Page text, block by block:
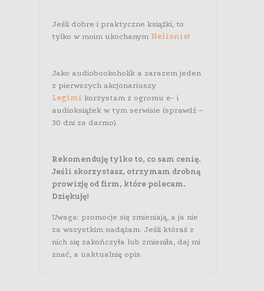
Jeśli dobre i praktyczne książki, to
tylko w moim ukochanym Helionie!
Jako audiobookoholik a zarazem jeden
z pierwszych akcjonariuszy
Legimi korzystam z ogromu e- i
audioksiążek w tym serwisie (sprawdź –
30 dni za darmo).
Rekomenduję tylko to, co sam cenię.
Jeśli skorzystasz, otrzymam drobną
prowizję od firm, które polecam.
Dziękuję!
Uwaga: promocje się zmieniają, a ja nie
za wszystkim nadążam. Jeśli któraś z
nich się zakończyła lub zmieniła, daj mi
znać, a uaktualnię opis.